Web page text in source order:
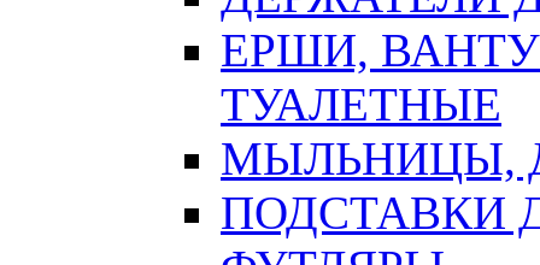
ЕРШИ,
ТУАЛЕТНЫЕ
МЫЛЬНИЦЫ,
ПОДСТАВКИ